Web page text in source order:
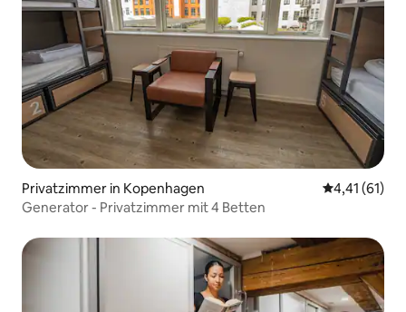
Privatzimmer in Kopenhagen
4,41 (61)
Generator - Privatzimmer mit 4 Betten